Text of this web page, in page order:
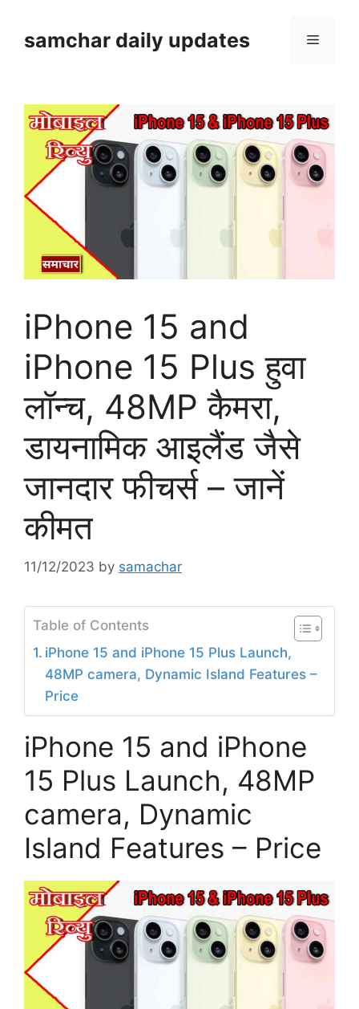
contentsamchar daily updates Menu
iPhone 15 and
iPhone 15 Plus हुवा
लॉन्च, 48MP कैमरा,
डायनामिक आइलैंड जैसे
जानदार फीचर्स – जानें
कीमत
11/12/2023 by samachar
Table of Contents
iPhone 15 and iPhone 15 Plus Launch,
48MP camera, Dynamic Island Features –
Price
iPhone 15 and iPhone
15 Plus Launch, 48MP
camera, Dynamic
Island Features – Price